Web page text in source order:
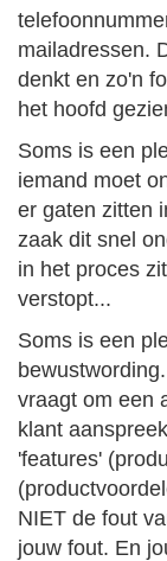
mailadressen.
denkt en zo'n
het hoofd
Soms is een
iemand moet
er gaten zitten
zaak dit snel
in het proces
verstopt...
Soms is een
vraagt om een
klant
'features'
NIET de fout
jouw fout. En